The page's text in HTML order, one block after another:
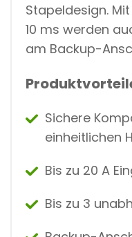
Stapeldesign.
10 ms werden
am Backup-
Sichere
einheitlichen
Bis zu 20 A
Bis zu 3